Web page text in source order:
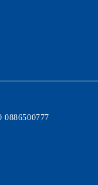
0886500777